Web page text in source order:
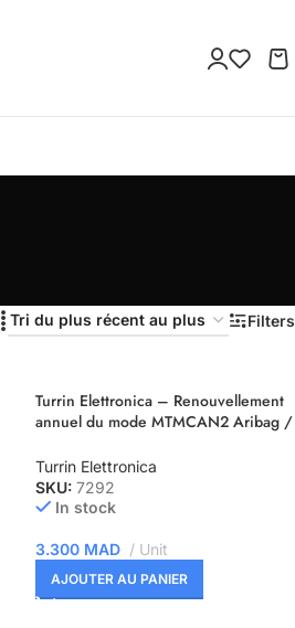
Filters
Turrin Elettronica – Renouvellement
annuel du mode MTMCAN2 Aribag /
Turrin Elettronica
SKU: 7292
In stock
3.300 MAD Unit
AJOUTER AU PANIER